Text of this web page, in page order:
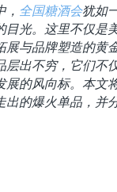
全国糖酒会犹如
目光。这里不仅是
展与品牌塑造的黄
层出不穷，它们不
的风向标。本文
出的爆火单品，并